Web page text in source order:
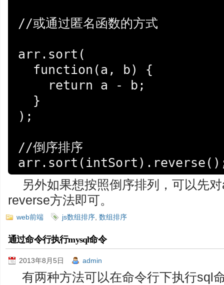
//或通过匿名函数的方式
arr.sort(
);
//倒序排序
另外如果想按照倒序排列，可以先
reverse方法即可。
web前端 js数组排序 数组排序
通过命令行执行mysql命令
2013年8月5日 admin
有两种方法可以在命令行下执行sql